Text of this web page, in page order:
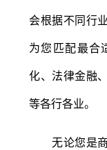
会根据不同行
为您匹配最合
化、法律金融
等各行各业。
无论您是商